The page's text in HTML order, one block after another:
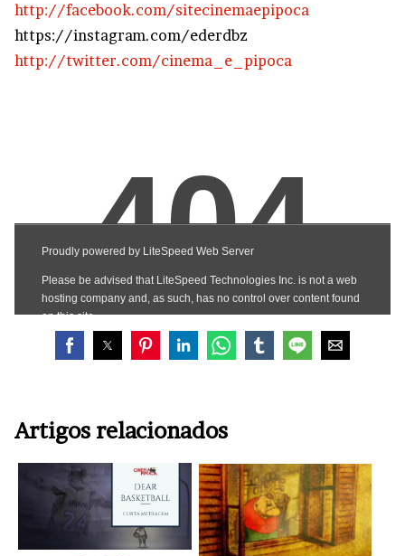
http://facebook.com/sitecinemaepipoca
https://instagram.com/ederdbz
http://twitter.com/cinema_e_pipoca
Artigos relacionados